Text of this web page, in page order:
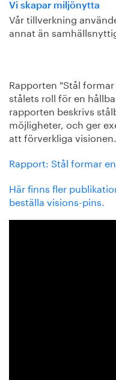
Vi skapar miljönytta
Vår tillverkning
annat än
Rapporten "Stål
stålets roll för en
rapporten beskrivs
möjligheter, och ger
att förverkliga visionen.
Rapport: Stål formar
Här finns fler
beställa visions-pins.